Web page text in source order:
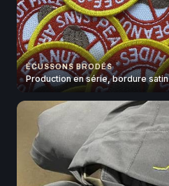
ÉCUSSONS BRODÉS
Production en série, bordure satin